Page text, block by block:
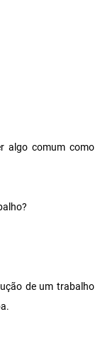
algo comum como
de um trabalho